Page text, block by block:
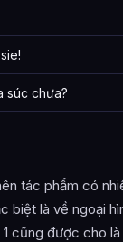
súc chưa?
tác phẩm có
biệt là về ngoại
cũng được cho